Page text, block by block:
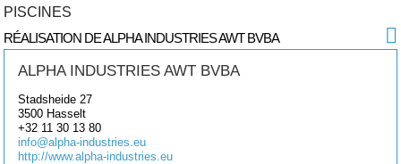
PISCINES
RÉALISATION DE ALPHA INDUSTRIES AWT BVBA
ALPHA INDUSTRIES AWT BVBA
Stadsheide 27
3500 Hasselt
+32 11 30 13 80
info@alpha-industries.eu
http://www.alpha-industries.eu